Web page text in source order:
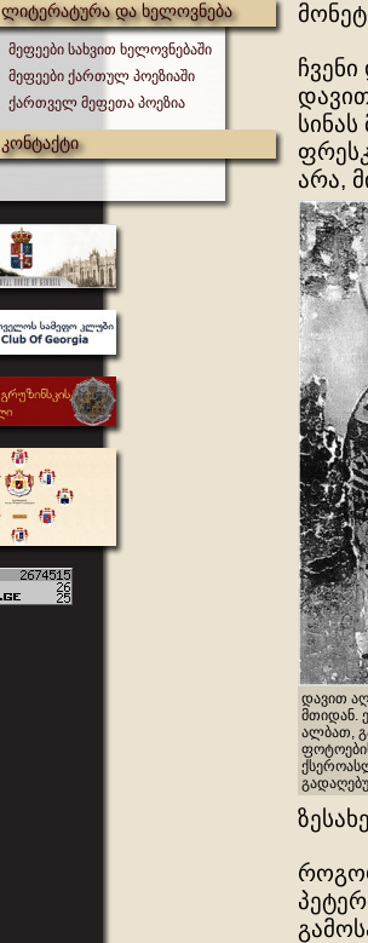
ლიტერატურა და ხელოვნება
მეფეები სახვით ხელოვნებაში
მეფეები ქართულ პოეზიაში
ქართველ მეფეთა პოეზია
კონტაქტი
არა,
დავით
მთიდან.
ალბათ,